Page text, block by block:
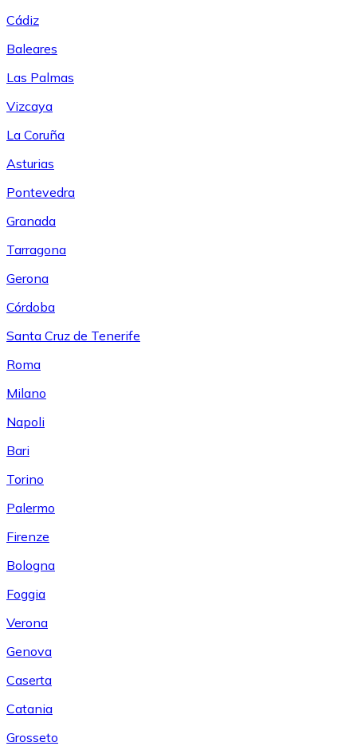
Cádiz
Baleares
Las Palmas
Vizcaya
La Coruña
Asturias
Pontevedra
Granada
Tarragona
Gerona
Córdoba
Santa Cruz de Tenerife
Roma
Milano
Napoli
Bari
Torino
Palermo
Firenze
Bologna
Foggia
Verona
Genova
Caserta
Catania
Grosseto